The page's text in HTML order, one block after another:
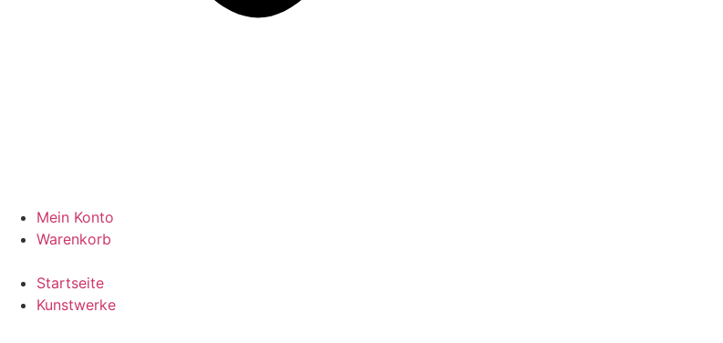
Mein Konto
Warenkorb
Startseite
Kunstwerke